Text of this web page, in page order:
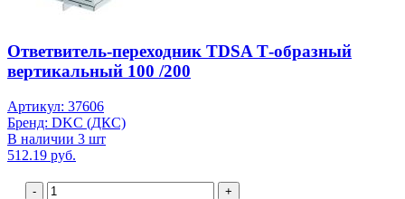
Ответвитель-переходник TDSA Т-образный
вертикальный 100 /200
Артикул: 37606
Бренд: DKC (ДКС)
В наличии 3 шт
512.19 руб.
-
+